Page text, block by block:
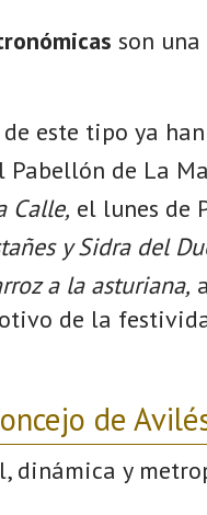
son
este tipo ya
Pabellón de La
Calle, el lunes de
y Sidra del
a la asturiana,
de la
de
dinámica y